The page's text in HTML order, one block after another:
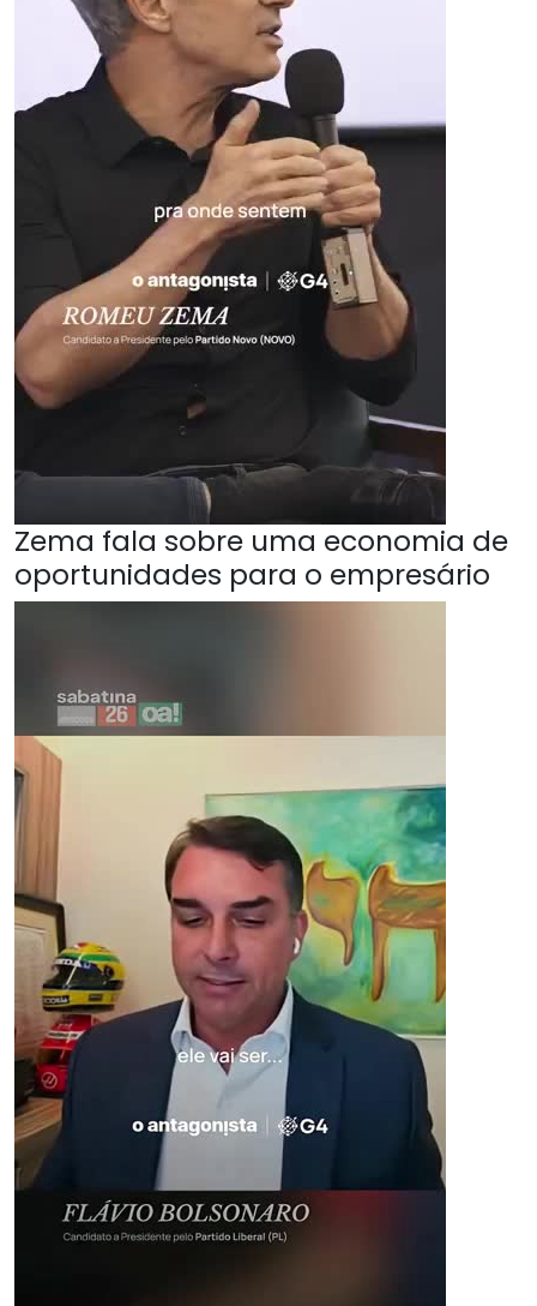
Zema fala sobre uma economia de
oportunidades para o empresário